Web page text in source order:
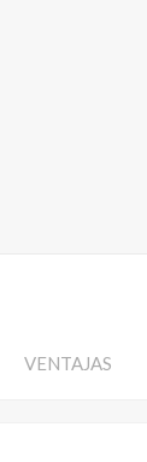
VENTAJAS